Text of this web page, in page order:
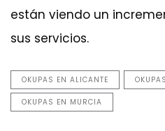
están viendo un
sus servicios.
OKUPAS EN ALICANTE
OKUPAS EN MURCIA